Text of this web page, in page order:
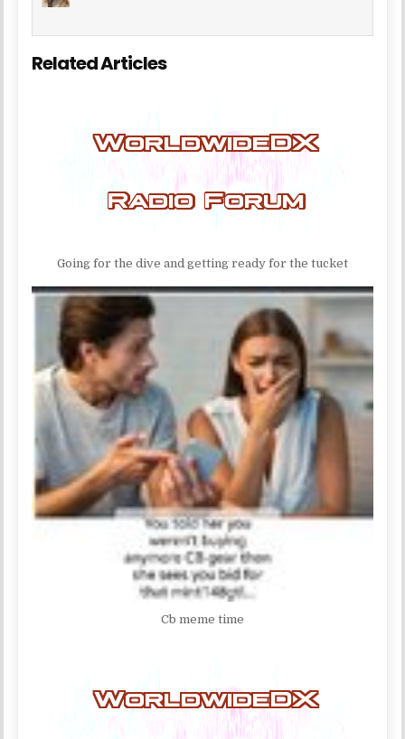
Related Articles
Going for the dive and getting ready for the tucket
Cb meme time